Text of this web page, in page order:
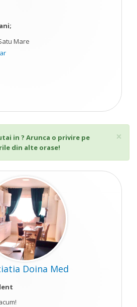
Mare
×
in ? Arunca o privire pe
din alte orase!
Doina Med